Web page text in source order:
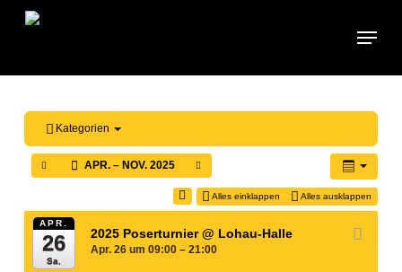
Skip
Menu
Kategorien
APR. – NOV. 2025
Alles einklappen Alles ausklappen
APR.
26
Sa.
2025 Poserturnier@ Lohau-Halle
Apr. 26 um 09:00 – 21:00